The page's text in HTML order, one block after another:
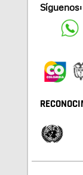
Síguenos: